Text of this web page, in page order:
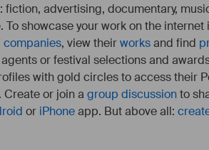
advertising, documentary,
. To showcase your work on the internet
companies, view theirworksand find
or festival selections and
with gold circles to access their
or join a group discussionto
or iPhoneapp. But above all: